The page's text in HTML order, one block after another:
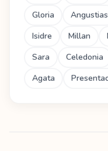
Gloria
Angustias
Isidre
Millan
Sara
Celedonia
Agata